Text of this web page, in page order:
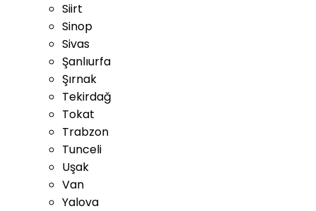
Siirt
Sinop
Sivas
Şanlıurfa
Şırnak
Tekirdağ
Tokat
Trabzon
Tunceli
Uşak
Van
Yalova